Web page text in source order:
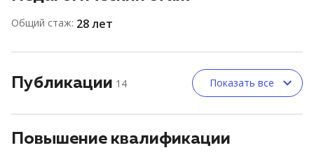
Общий стаж: 28 лет
Публикации 14 Показать все
Повышение квалификации